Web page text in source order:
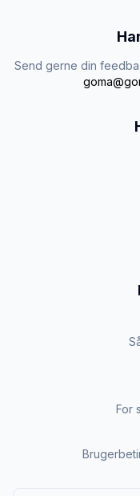
Send gerne din
For